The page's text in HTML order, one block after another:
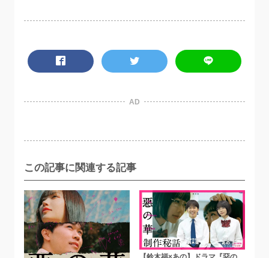
AD
この記事に関連する記事